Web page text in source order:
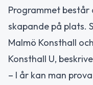
Programmet
skapande på plats.
Malmö Konsthall
Konsthall U,
– I år kan man